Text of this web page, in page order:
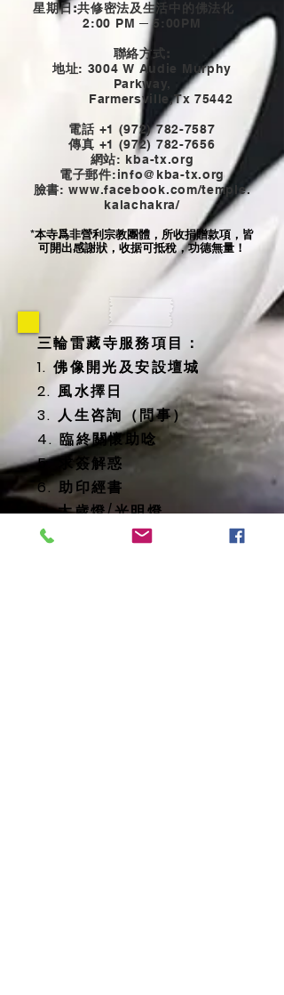
星期日:共修密法及生活中的佛法化
2:00 PM ─ 5:00PM
聯絡方式:
地址: 3004 W Audie Murphy
Parkway,
Farmersville,Tx 75442
電話 +1 (972) 782-7587
傳真 +1 (972) 782-7656
網站: kba-tx.org
電子郵件:info@kba-tx.org
臉書: www.facebook.com/temple.
kalachakra/
*本寺爲非營利宗教團體，所收捐贈款項，皆
可開出感謝狀，收据可抵稅，功德無量！
三輪雷藏寺服務項目：
1. 佛像開光及安設壇城
2. 風水擇日
3. 人生咨詢（問事）
4. 臨終關懷助唸
5. 求簽解惑
6. 助印經書
7. 太歲燈/光明燈
8. 消災延壽藥師佛燈